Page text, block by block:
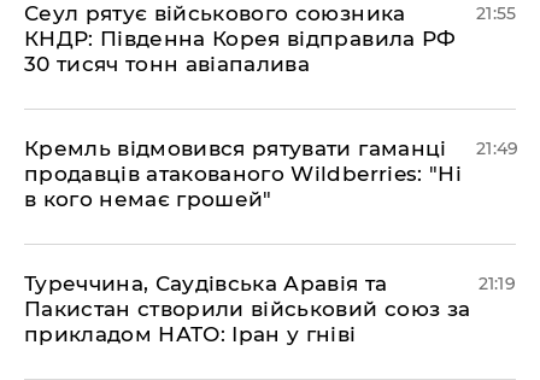
​Сеул рятує військового союзника
КНДР: Південна Корея відправила РФ
30 тисяч тонн авіапалива
21:55
​Кремль відмовився рятувати гаманці
продавців атакованого Wildberries: "Ні
в кого немає грошей"
21:49
​Туреччина, Саудівська Аравія та
Пакистан створили військовий союз за
прикладом НАТО: Іран у гніві
21:19